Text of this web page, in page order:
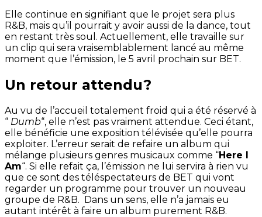
Elle continue en signifiant que le projet sera plus
R&B, mais qu’il pourrait y avoir aussi de la dance, tout
en restant très soul. Actuellement, elle travaille sur
un clip qui sera vraisemblablement lancé au même
moment que l’émission, le 5 avril prochain sur BET.
Un retour attendu?
Au vu de l’accueil totalement froid qui a été réservé à
“ Dumb“, elle n’est pas vraiment attendue. Ceci étant,
elle bénéficie une exposition télévisée qu’elle pourra
exploiter. L’erreur serait de refaire un album qui
mélange plusieurs genres musicaux comme “Here I
Am“. Si elle refait ça, l’émission ne lui servira à rien vu
que ce sont des téléspectateurs de BET qui vont
regarder un programme pour trouver un nouveau
groupe de R&B. Dans un sens, elle n’a jamais eu
autant intérêt à faire un album purement R&B.